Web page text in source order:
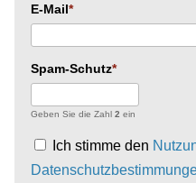
E-Mail
Spam-Schutz
Geben Sie die Zahl 2 ein
Ich stimme den